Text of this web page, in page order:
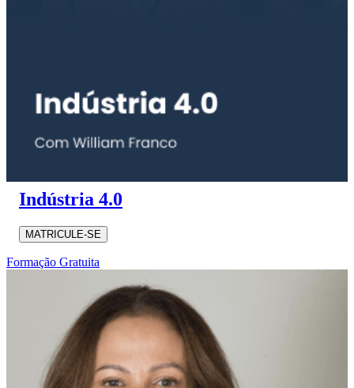
Indústria 4.0
MATRICULE-SE
Formação Gratuita